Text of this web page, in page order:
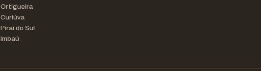
Ortigueira
Curiúva
Piraí do Sul
Imbaú